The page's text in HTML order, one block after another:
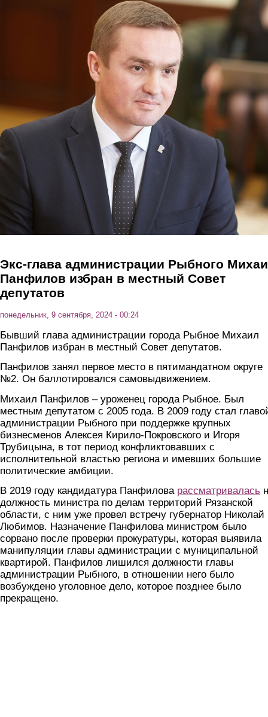
Перейти к основному содержанию
Экс-глава администрации Рыбного
Панфилов избран в местный Совет
депутатов
понедельник, 9 сентября, 2024 - 00:24
Бывший глава администрации города Рыбное Михаил
Панфилов избран в местный Совет депутатов.
Панфилов занял первое место в пятимандатном округе
№2. Он баллотировался самовыдвижением.
Михаил Панфилов – уроженец города Рыбное. Был
местным депутатом с 2005 года. В 2009 году стал
администрации Рыбного при поддержке крупных
бизнесменов Алексея Кирило-Покровского и Игоря
Трубицына, в тот период конфликтовавших с
исполнительной властью региона и имевших большие
политические амбиции.
В 2019 году кандидатура Панфилова рассматривалась
должность министра по делам территорий Рязанской
области, с ним уже провел встречу губернатор Николай
Любимов. Назначение Панфилова министром было
сорвано после проверки прокуратуры, которая выявила
манипуляции главы администрации с муниципальной
квартирой. Панфилов лишился должности главы
администрации Рыбного, в отношении него было
возбуждено уголовное дело, которое позднее было
прекращено.